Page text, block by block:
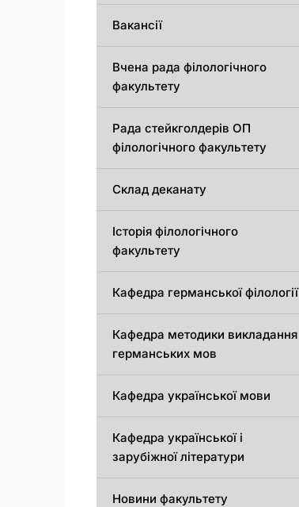
Вакансії
Вчена рада філологічного
факультету
Рада стейкголдерів ОП
філологічного факультету
Склад деканату
Історія філологічного
факультету
Кафедрa германської філології
Кафедрa методики викладання
германських мов
Кафедра української мови
Кафедра української і
зарубіжної літератури
Новини факультету